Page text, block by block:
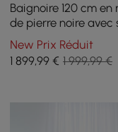
Baignoire 120 cm en
de pierre noire avec
ergonomique intégré
New Prix Réduit
1 899,99 € 1 999,99 €